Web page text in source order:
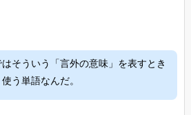
そういう「言外の意味」を表すとき
う単語なんだ。